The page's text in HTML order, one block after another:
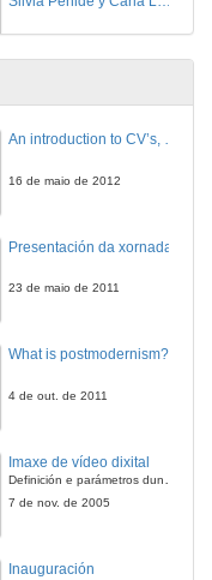
Intervención de Salustiano Mato e despedida do acto
An introduction to CV’s, letters, and job searching
16 de maio de 2012
Presentación da xornada
23 de maio de 2011
What is postmodernism?
4 de out. de 2011
Imaxe de vídeo dixital
Definición e parámetros dunha imaxe dixital. Resolución e Aspecto. Profundidade da cor. Compresión. Frame por segundo. Entrelazado. Campos, cadros
7 de nov. de 2005
Inauguración